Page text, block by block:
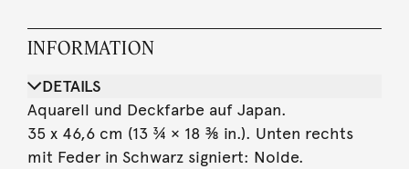
INFORMATION
DETAILS
Aquarell und Deckfarbe auf Japan.
35 x 46,6 cm (13 ¾ × 18 ⅜ in.). Unten rechts
mit Feder in Schwarz signiert: Nolde.